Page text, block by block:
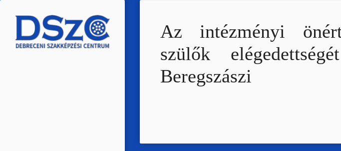
Az intézményi
szülők
Beregszászi